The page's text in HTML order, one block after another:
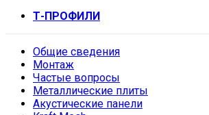
Т-ПРОФИЛИ
Общие сведения
Монтаж
Частые вопросы
Металлические плиты
Акустические панели